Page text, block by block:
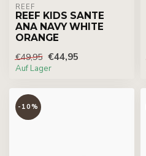
REEF
REEF KIDS SANTE
ANA NAVY WHITE
ORANGE
€49,95 €44,95
Auf Lager
-10%